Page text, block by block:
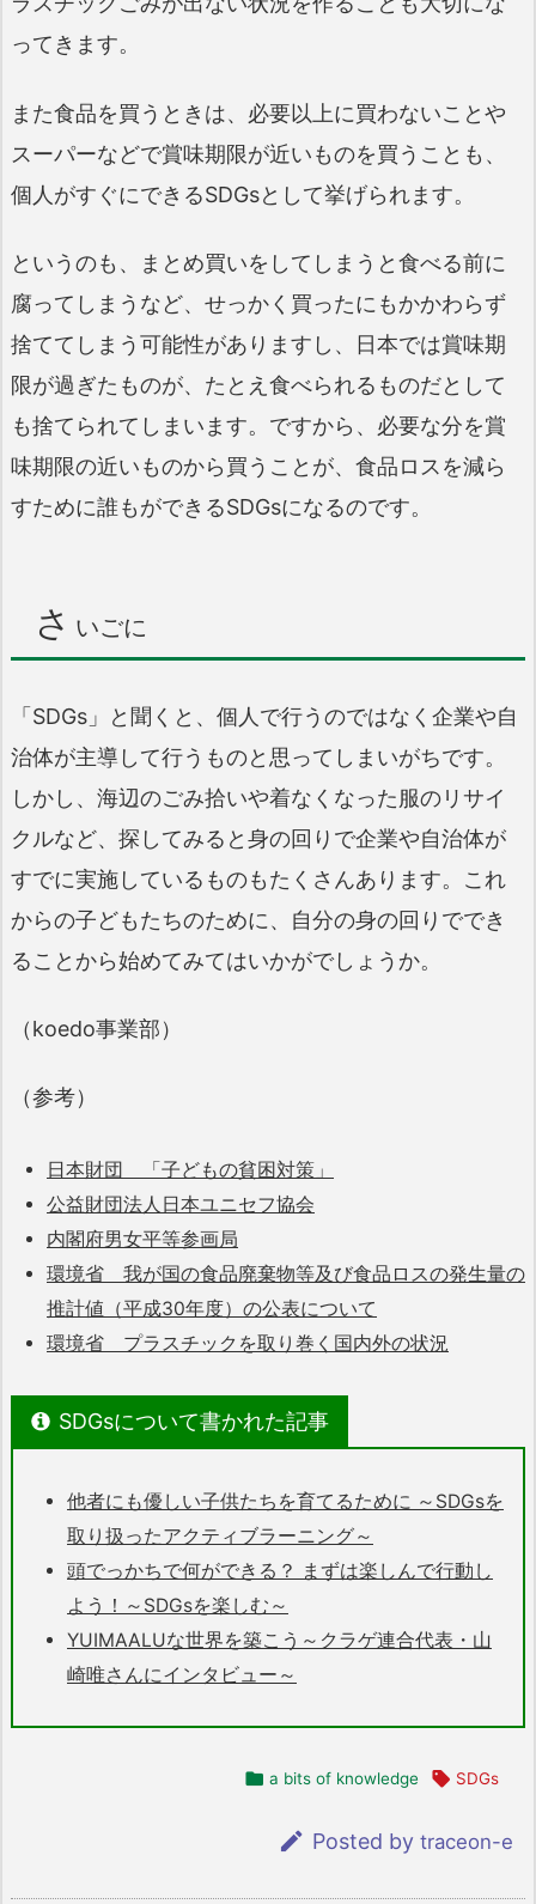
ってきます。
また食品を買うときは、必要以上に買わないことや
スーパーなどで賞味期限が近いものを買うことも、
個人がすぐにできるSDGsとして挙げられます。
というのも、まとめ買いをしてしまうと食べる前に
腐ってしまうなど、せっかく買ったにもかかわらず
捨ててしまう可能性がありますし、日本では賞味期
限が過ぎたものが、たとえ食べられるものだとして
も捨てられてしまいます。ですから、必要な分を賞
味期限の近いものから買うことが、食品ロスを減ら
すために誰もができるSDGsになるのです。
さ いごに
「SDGs」と聞くと、個人で行うのではなく企業や自
治体が主導して行うものと思ってしまいがちです。
しかし、海辺のごみ拾いや着なくなった服のリサイ
クルなど、探してみると身の回りで企業や自治体が
すでに実施しているものもたくさんあります。これ
からの子どもたちのために、自分の身の回りででき
ることから始めてみてはいかがでしょうか。
（koedo事業部）
（参考）
日本財団 「子どもの貧困対策」
公益財団法人日本ユニセフ協会
内閣府男女平等参画局
環境省 我が国の食品廃棄物等及び食品ロスの発生量の
推計値（平成30年度）の公表について
環境省 プラスチックを取り巻く国内外の状況
SDGsについて書かれた記事
他者にも優しい子供たちを育てるために ～SDGsを
取り扱ったアクティブラーニング～
頭でっかちで何ができる？ まずは楽しんで行動し
よう！～SDGsを楽しむ～
YUIMAALUな世界を築こう～クラゲ連合代表・山
崎唯さんにインタビュー～
 a bits of knowledge  SDGs
 Posted by traceon-e